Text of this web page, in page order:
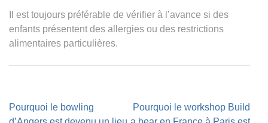
Il est toujours préférable de vérifier à l’avance si des
enfants présentent des allergies ou des restrictions
alimentaires particulières.
Navigation
Pourquoi le bowling
Pourquoi le workshop Build